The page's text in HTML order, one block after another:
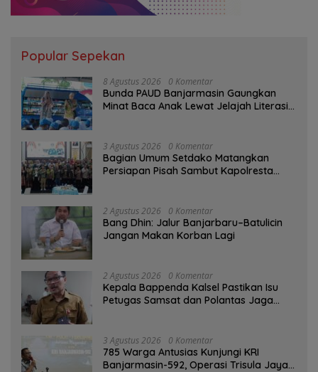
Popular Sepekan
8 Agustus 2026 0 Komentar
Bunda PAUD Banjarmasin Gaungkan
Minat Baca Anak Lewat Jelajah Literasi
3 Agustus 2026 0 Komentar
Bagian Umum Setdako Matangkan
Persiapan Pisah Sambut Kapolresta
2 Agustus 2026 0 Komentar
Bang Dhin: Jalur Banjarbaru–Batulicin
Jangan Makan Korban Lagi
2 Agustus 2026 0 Komentar
Kepala Bappenda Kalsel Pastikan Isu
Petugas Samsat dan Polantas Jaga
3 Agustus 2026 0 Komentar
785 Warga Antusias Kunjungi KRI
Banjarmasin-592, Operasi Trisula Jaya